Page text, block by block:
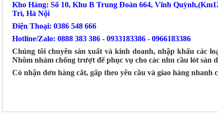
Kho Hàng: Số 10, Khu B Trung Đoàn 664, Vĩnh
Trì, Hà Nội
Điện Thoại: 0386 548 666
Hotline/Zalo: 0888 383 386 - 0933183386 - 0966183386
Chúng tôi chuyên sản xuất và kinh doanh, nhập khẩu các
Nhôm nhám chống trượt để phục vụ cho các nhu cầu lót sàn
Có nhận đơn hàng cắt, gấp theo yêu cầu và giao hàng nhanh